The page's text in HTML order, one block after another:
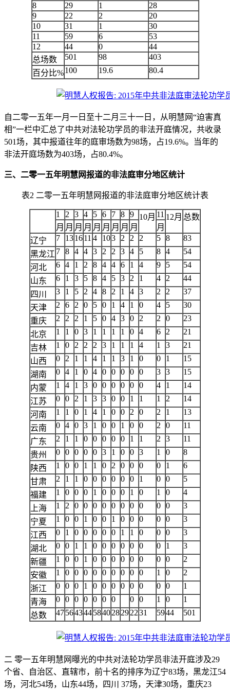
8
29 1
28
9
22 2
20
10
31 1
30
11
59 6
53
12
44 0
44
总场数
501 98
403
百分比% 100 19.6 80.4
自二零一五年一月一日至十二月三十一日，从明慧网“迫害真
相”一栏中汇总了中共对法轮功学员的非法开庭情况，共收录
501场，其中报道往年的庭审场数为98场，占19.6%。当年的
非法开庭场数为403场，占80.4%。
三、二零一五年明慧网报道的非法庭审分地区统计
表2 二零一五年明慧网报道的非法庭审分地区统计表
1 2 3 4 5 6 7 8 9 10月 11 12月 总数
月 月 月 月 月 月 月 月 月
月
辽宁
7 131611 4 103 2 2 2 5 8
83
黑龙江 7 8 4 4 3 2 2 3 4 5 8 4
54
河北
6 4 1 2 8 4 4 6 1 4 9 5
54
山东
6 1 3 5 8 4 5 3 2 1 4 2
44
四川
3 1 5 2 4 8 2 1 4 3 2 2
37
天津
2 6 2 0 5 0 1 4 1 0 4 5
30
重庆
2 2 2 1 5 0 4 3 0 2 2 0
23
北京
1 1 0 3 1 1 1 1 0 4 6 2
21
吉林
1 0 2 2 2 3 1 1 1 4 1 3
21
山西
0 2 1 1 4 1 1 3 1 0 0 1
15
湖南
0 4 1 0 4 0 0 0 0 0 3 3
15
内蒙
1 4 1 3 0 0 0 0 0 0 4 1
14
江苏
0 0 2 1 3 3 0 0 1 1 1 2
14
河南
1 1 0 1 4 1 0 0 2 0 2 1
13
云南
0 4 0 3 1 0 0 1 0 0 2 0
11
广东
2 1 1 0 0 0 0 0 1 1 2 3
11
贵州
0 0 0 0 0 3 1 0 0 3 1 0
8
陕西
1 0 0 1 1 0 2 0 0 0 0 1
6
甘肃
2 1 1 0 0 0 0 0 0 1 0 0
5
福建
1 0 0 0 1 0 0 0 1 0 1 0
4
上海
1 2 0 0 0 0 0 0 0 0 0 0
3
宁夏
1 0 0 1 0 0 1 0 0 0 0 0
3
江西
0 1 0 0 0 0 0 1 1 0 0 0
3
湖北
0 0 1 1 0 0 0 0 0 0 0 1
3
新疆
1 0 0 1 0 0 0 0 0 0 0 0
2
安徽
1 0 0 0 0 0 0 0 0 0 1 0
2
浙江
0 0 0 1 0 0 0 0 0 0 0 0
1
青海
0 0 0 0 0 0 0 0 0 1 0
1
总数
47564344584028292231 5944 501
二 零一五年明慧网曝光的中共对法轮功学员非法开庭涉及29
个省、自治区、直辖市，前十名的排序为辽宁83场，黑龙江54
场，河北54场，山东44场，四川 37场，天津30场，重庆23